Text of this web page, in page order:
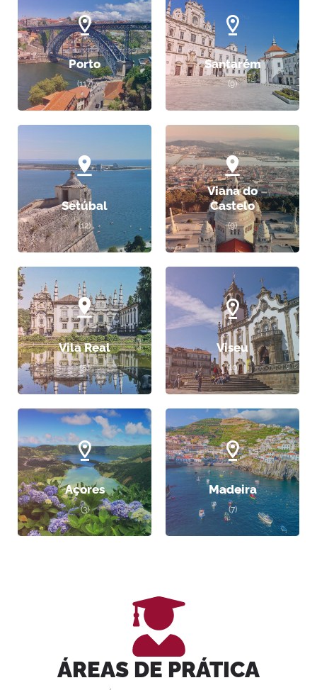
Porto
(117)
Santarém
(9)
Setúbal
(12)
Viana do
Castelo
(9)
Vila Real
(5)
Viseu
(10)
Açores
(3)
Madeira
(7)
ÁREAS DE PRÁTICA